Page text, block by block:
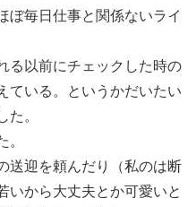
ぼ毎日仕事と関係ないライ
る以前にチェックした時の
ている。というかだいたい
た。
。
送迎を頼んだり（私のは断
いから大丈夫とか可愛いと